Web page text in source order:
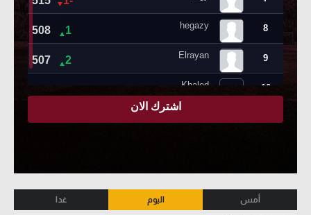
أمس اليوم غدا